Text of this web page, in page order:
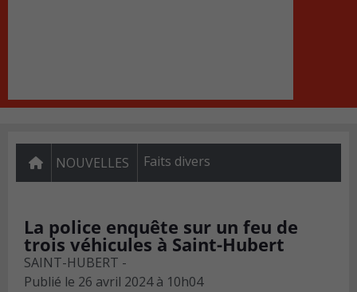
NOUVELLES Faits divers
La police enquête sur un feu de
trois véhicules à Saint-Hubert
SAINT-HUBERT -
Publié le 26 avril 2024 à 10h04